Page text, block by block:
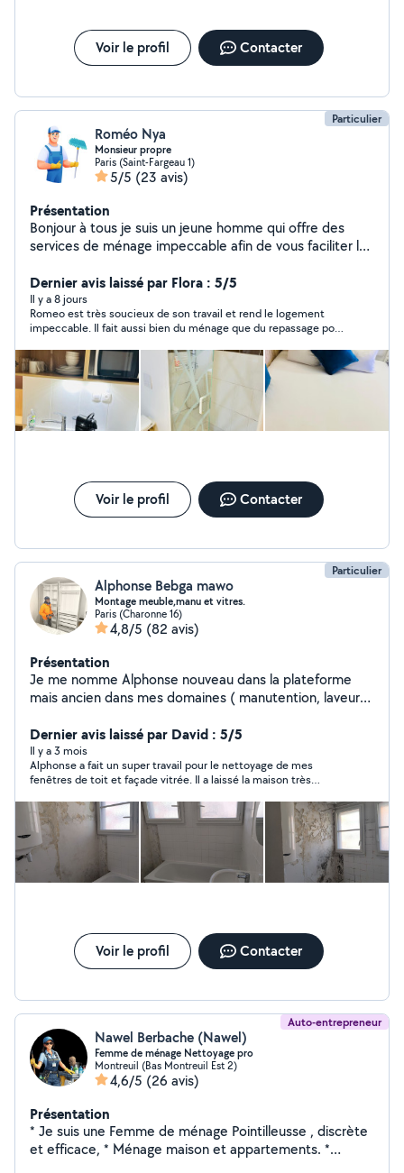
Voir le profil Contacter
Particulier
Roméo Nya
Monsieur propre
Paris (Saint-Fargeau 1)
5/5 (23 avis)
Présentation
Bonjour à tous je suis un jeune homme qui offre des
services de ménage impeccable afin de vous faciliter le
enfance j'ai toujours été un passionné de propreté et
ajouté à cela une formation en hôtellerie qui a fait de
moi quelqu'un de très maniaque, méticuleux, organisé,
sérieux et professionnel qui a le goût extrême de la
perfection. Ces qualités que je mettrai en exergue pour
un résultat parfait dans vos maisons, air BNB, pour vos
états de lieux etc... En définitive je suis la solution pour
une espace impeccable !
Dernier avis laissé par Flora : 5/5
Il y a 8 jours
Romeo est très soucieux de son travail et rend le logement
impeccable. Il fait aussi bien du ménage que du repassage pour
Voir le profil Contacter
Particulier
Alphonse Bebga mawo
Montage meuble,manu et vitres.
Paris (Charonne 16)
4,8/5 (82 avis)
Présentation
Je me nomme Alphonse nouveau dans la plateforme
mais ancien dans mes domaines ( manutention, laveur
Homme fiable, respectueux ,sourire, dynamique et
Dernier avis laissé par David : 5/5
Il y a 3 mois
Alphonse a fait un super travail pour le nettoyage de mes
fenêtres de toit et façade vitrée. Il a laissé la maison très
Voir le profil Contacter
Auto-entrepreneur
Nawel Berbache (Nawel)
Femme de ménage Nettoyage pro
Montreuil (Bas Montreuil Est 2)
4,6/5 (26 avis)
Présentation
* Je suis une Femme de ménage Pointilleusse , discrète
et efficace, * Ménage maison et appartements. *